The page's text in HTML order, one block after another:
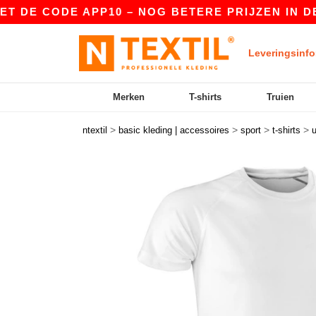
APP10 – NOG BETERE PRIJZEN IN DE APP!
Merken T-shirts Truien
ntextil > basic kleding | accessoires > sport > t-shirts >